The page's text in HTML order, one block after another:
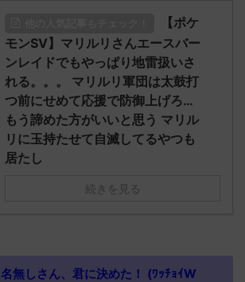
【ポケ
モンSV】マリルリさんエースバー
ンレイドでもやっぱり地雷扱いさ
れる。。。 マリルリ軍団は太鼓打
つ前にせめて応援で防御上げろ…
もう諦めた方がいいと思う マリル
リに玉持たせて自滅してるやつも
居たし
続きを見る
名無しさん、君に決めた！ (ﾜｯﾁｮｲW